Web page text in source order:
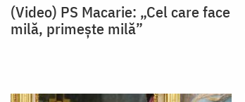
(Video) PS Macarie: „Cel care face
milă, primește milă”